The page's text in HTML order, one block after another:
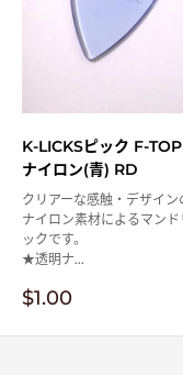
K-LICKSピック F-
ナイロン(青) RD
クリアーな感触・デザイン
ナイロン素材によるマンド
ックです。
★透明ナ...
販
価
$1.00